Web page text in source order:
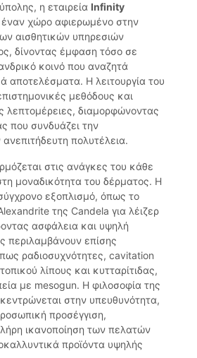
η εταιρεία Infinity
έναν χώρο αφιερωμένο στην
αισθητικών υπηρεσιών
δίνοντας έμφαση τόσο σε
κοινό που αναζητά
αποτελέσματα. Η λειτουργία του
μεθόδους και
λεπτομέρειες, διαμορφώνοντας
που συνδυάζει την
πολυτέλεια.
στις ανάγκες του κάθε
μοναδικότητα του δέρματος. Η
εξοπλισμό, όπως το
της Candela για λέιζερ
ασφάλεια και υψηλή
περιλαμβάνουν επίσης
ραδιοσυχνότητες, cavitation
λίπους και κυτταρίτιδας,
με mesogun. Η φιλοσοφία της
στην υπευθυνότητα,
προσέγγιση,
ικανοποίηση των πελατών
προϊόντα υψηλής